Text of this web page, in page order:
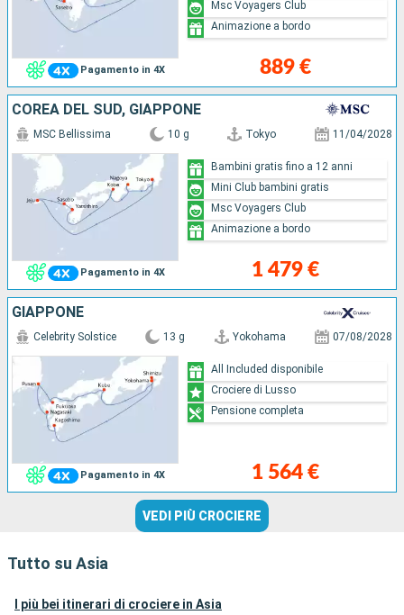
Pagamento in 4X 889 €
Msc Voyagers Club
Animazione a bordo
COREA DEL SUD, GIAPPONE
Pagamento in 4X
MSC Bellissima 10 g Tokyo 11/04/2028
1 479 €
Bambini gratis fino a 12 anni
Mini Club bambini gratis
Msc Voyagers Club
Animazione a bordo
GIAPPONE
Pagamento in 4X
Celebrity Solstice 13 g Yokohama 07/08/2028
1 564 €
All Included disponibile
Crociere di Lusso
Pensione completa
VEDI PIÙ CROCIERE
Tutto su Asia
I più bei itinerari di crociere in Asia